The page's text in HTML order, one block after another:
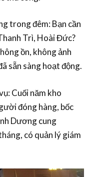
trong đêm: Bạn cần
Trì, Hoài Đức?
ồn, không ảnh
sẵn sàng hoạt động.
: Cuối năm kho
đóng hàng, bốc
Dương cung
có quản lý giám